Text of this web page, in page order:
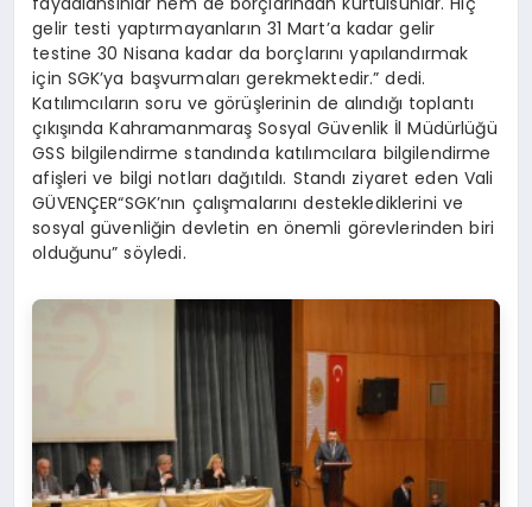
gelir testi yaptırmayanların 31 Mart’a kadar gelir
testine 30 Nisana kadar da borçlarını yapılandırmak
için SGK’ya başvurmaları gerekmektedir.” dedi.
Katılımcıların soru ve görüşlerinin de alındığı toplantı
çıkışında Kahramanmaraş Sosyal Güvenlik İl Müdürlüğü
GSS bilgilendirme standında katılımcılara bilgilendirme
afişleri ve bilgi notları dağıtıldı. Standı ziyaret eden Vali
GÜVENÇER“SGK’nın çalışmalarını desteklediklerini ve
sosyal güvenliğin devletin en önemli görevlerinden biri
olduğunu” söyledi.